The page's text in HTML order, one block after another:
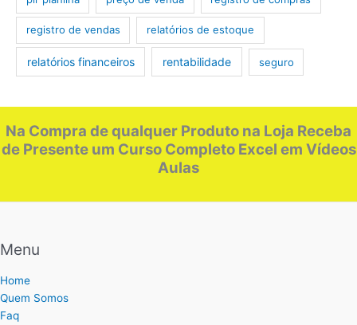
registro de vendas relatórios de estoque
relatórios financeiros rentabilidade seguro
Na Compra de qualquer Produto na Loja Receba
de Presente um Curso Completo Excel em Vídeos
Aulas
Menu
Home
Quem Somos
Faq